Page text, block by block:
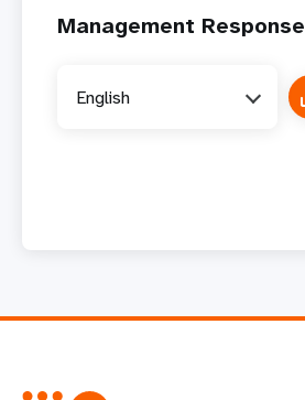
Management Response
English